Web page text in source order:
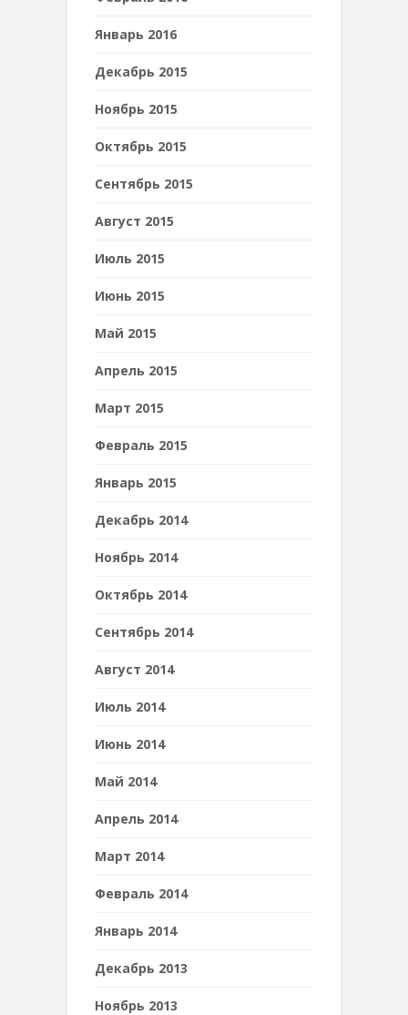
Январь 2016
Декабрь 2015
Ноябрь 2015
Октябрь 2015
Сентябрь 2015
Август 2015
Июль 2015
Июнь 2015
Май 2015
Апрель 2015
Март 2015
Февраль 2015
Январь 2015
Декабрь 2014
Ноябрь 2014
Октябрь 2014
Сентябрь 2014
Август 2014
Июль 2014
Июнь 2014
Май 2014
Апрель 2014
Март 2014
Февраль 2014
Январь 2014
Декабрь 2013
Ноябрь 2013